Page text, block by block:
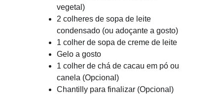
vegetal)
2 colheres de sopa de leite
condensado (ou adoçante a gosto)
1 colher de sopa de creme de leite
Gelo a gosto
1 colher de chá de cacau em pó ou
canela (Opcional)
Chantilly para finalizar (Opcional)